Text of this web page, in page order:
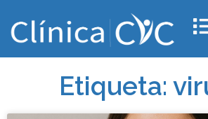
Etiqueta: